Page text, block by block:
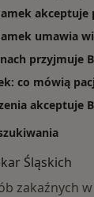
akceptuje
umawia
przyjmuje
co mówią
akceptuje
Śląskich
zakaźnych